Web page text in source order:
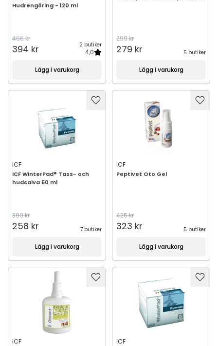
Hudrengöring - 120 ml
466 kr
394 kr 2 butiker
4,0
Lägg i varukorg
299 kr
279 kr 5 butiker
Lägg i varukorg
ICF
ICF WinterPad® Tass- och
hudsalva 50 ml
390 kr
258 kr 7 butiker
Lägg i varukorg
ICF
Peptivet Oto Gel
425 kr
323 kr 5 butiker
Lägg i varukorg
ICF ICF